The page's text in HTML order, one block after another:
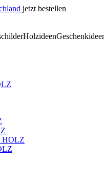
jetzt bestellen
Holzideen
HOLZ